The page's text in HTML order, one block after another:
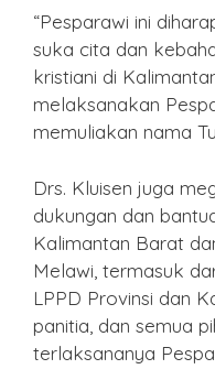
“Pesparawi ini
suka cita dan
kristiani di
melaksanakan
memuliakan nama
Drs. Kluisen juga
dukungan dan
Kalimantan Barat
Melawi, termasuk
LPPD Provinsi dan
panitia, dan semua
terlaksananya